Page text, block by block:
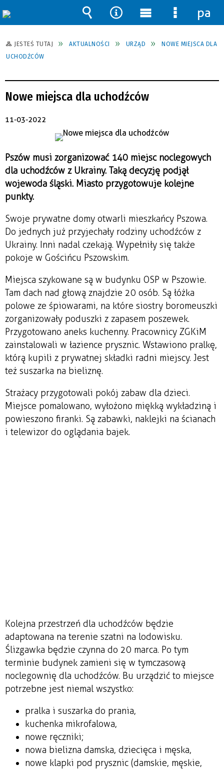
JESTEŚ TUTAJ AKTUALNOŚCI URZĄD
NOWE MIEJSCA DLA
UCHODŹCÓW
Nowe miejsca dla uchodźców
11-03-2022
Pszów musi zorganizować 140 miejsc noclegowych
dla uchodźców z Ukrainy. Taką decyzję podjął
wojewoda śląski. Miasto przygotowuje kolejne
punkty.
Swoje prywatne domy otwarli mieszkańcy Pszowa.
Do jednych już przyjechały rodziny uchodźców z
Ukrainy. Inni nadal czekają. Wypełniły się także
pokoje w Gościńcu Pszowskim.
Miejsca szykowane są w budynku OSP w Pszowie.
Tam dach nad głową znajdzie 20 osób. Są łóżka
polowe ze śpiowarami, na które siostry boromeuszki
zorganizowały poduszki z zapasem poszewek.
Przygotowano aneks kuchenny. Pracownicy ZGKiM
zainstalowali w łazience prysznic. Wstawiono pralkę,
którą kupili z prywatnej składki radni miejscy. Jest
też suszarka na bieliznę.
Strażacy przygotowali pokój zabaw dla dzieci.
Miejsce pomalowano, wyłożono miękką wykładziną i
powieszono firanki. Są zabawki, naklejki na ścianach
i telewizor do oglądania bajek.
Kolejna przestrzeń dla uchodźców będzie
adaptowana na terenie szatni na lodowisku.
Ślizgawka będzie czynna do 20 marca. Po tym
terminie budynek zamieni się w tymczasową
noclegownię dla uchodźców. Bu urządzić to miejsce
potrzebne jest niemal wszystko:
pralka i suszarka do prania,
kuchenka mikrofalowa,
nowe ręczniki;
nowa bielizna damska, dziecięca i męska,
nowe klapki pod prysznic (damskie, męskie,
Wyszukiwarka
Narzędzia
Menu
główne
Menu